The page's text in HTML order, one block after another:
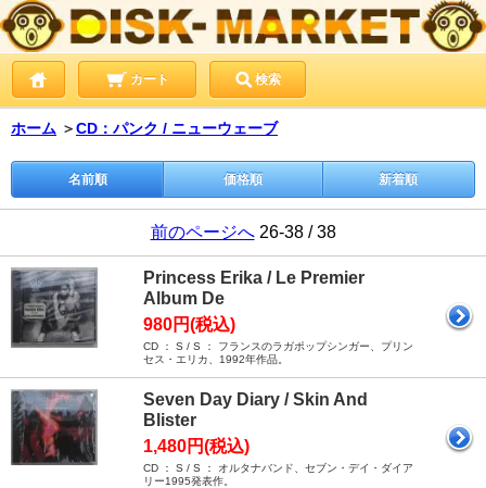
カート 検索
ホーム ＞CD：パンク / ニューウェーブ
名前順 価格順 新着順
前のページへ26-38 / 38
Princess Erika / Le Premier
Album De
980円(税込)
CD ： S / S ： フランスのラガポップシンガー、プリン
セス・エリカ、1992年作品。
Seven Day Diary / Skin And
Blister
1,480円(税込)
CD ： S / S ： オルタナバンド、セブン・デイ・ダイア
リー1995発表作。